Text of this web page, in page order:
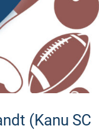
(Kanu SC